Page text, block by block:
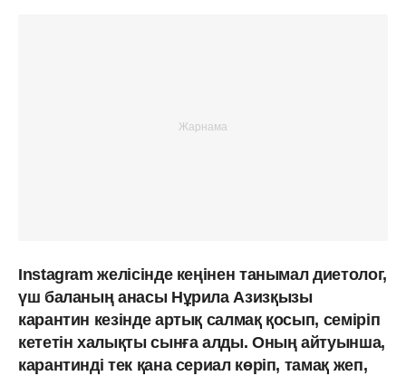
Instagram желісінде кеңінен танымал диетолог,
үш баланың анасы Нұрила Азизқызы
карантин кезінде артық салмақ қосып, семіріп
кететін халықты сынға алды. Оның айтуынша,
карантинді тек қана сериал көріп, тамақ жеп,